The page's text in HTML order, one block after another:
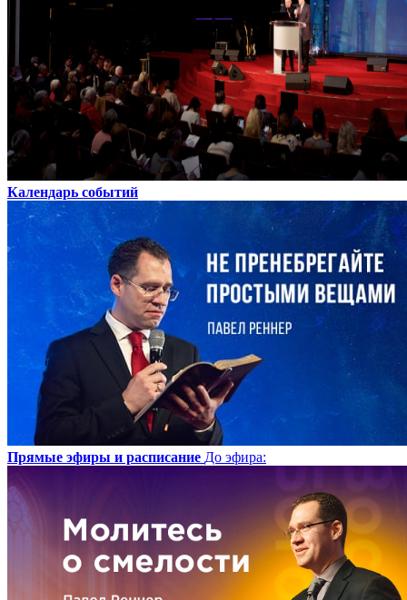
Календарь событий
Прямые эфиры и расписание До эфира: